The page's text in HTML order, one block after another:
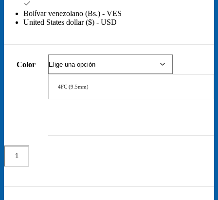
Bolívar venezolano (Bs.) - VES
United States dollar ($) - USD
Color
4FC (9.5mm)
Cuchillas
repuesto